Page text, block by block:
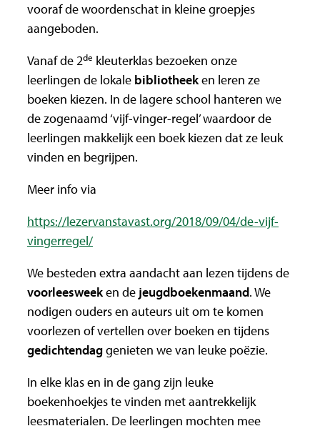
vooraf de woordenschat in kleine groepjes
aangeboden.
Vanaf de 2de kleuterklas bezoeken onze
leerlingen de lokale bibliotheeken leren ze
boeken kiezen. In de lagere school hanteren we
de zogenaamd ‘vijf-vinger-regel’ waardoor de
leerlingen makkelijk een boek kiezen dat ze leuk
vinden en begrijpen.
Meer info via
https://lezervanstavast.org/2018/09/04/de-vijf-
vingerregel/
We besteden extra aandacht aan lezen tijdens de
voorleesweeken de jeugdboekenmaand. We
nodigen ouders en auteurs uit om te komen
voorlezen of vertellen over boeken en tijdens
gedichtendaggenieten we van leuke poëzie.
In elke klas en in de gang zijn leuke
boekenhoekjes te vinden met aantrekkelijk
leesmaterialen. De leerlingen mochten mee